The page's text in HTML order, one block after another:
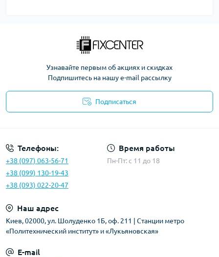
Узнавайте первым об акциях и скидках
Подпишитесь на нашу e-mail рассылку
Подписаться
Телефоны:
+38 (097) 063-56-71
+38 (099) 130-19-43
+38 (093) 022-20-47
Время работы
Пн-Пт: c 11 до 18
Наш адрес
Киев, 02000, ул. Шолуденко 1Б, оф. 211 | Станции метро
«Политехнический институт» и «Лукьяновская»
E-mail